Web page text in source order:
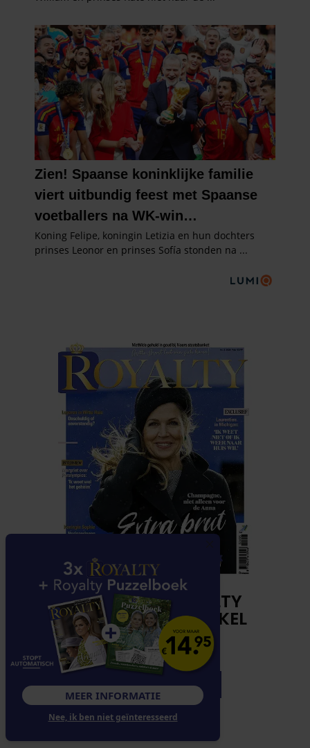
DE NIEUWE ROYALTY
LIGT NU IN DE WINKEL
ABONNEREN
DIGITAAL LEZEN
LOS KOPEN
MEER INFORMATIE
Nee, ik ben niet geïnteresseerd